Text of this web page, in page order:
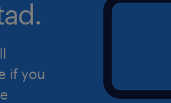
(https://
if you